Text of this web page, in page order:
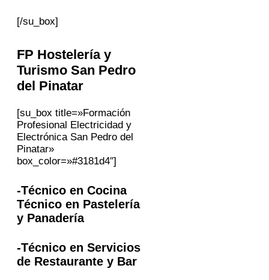
[/su_box]
FP Hostelería y
Turismo San Pedro
del Pinatar
[su_box title=»Formación
Profesional Electricidad y
Electrónica San Pedro del
Pinatar»
box_color=»#3181d4″]
-Técnico en Cocina
Técnico en Pastelería
y Panadería
-Técnico en Servicios
de Restaurante y Bar